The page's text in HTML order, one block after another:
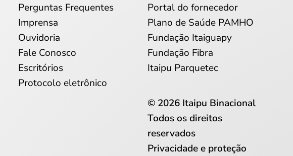
Perguntas Frequentes
Imprensa
Ouvidoria
Fale Conosco
Escritórios
Protocolo eletrônico
Portal do fornecedor
Plano de Saúde PAMHO
Fundação Itaiguapy
Fundação Fibra
Itaipu Parquetec
© 2026 Itaipu Binacional
Todos os direitos
reservados
Privacidade e proteção